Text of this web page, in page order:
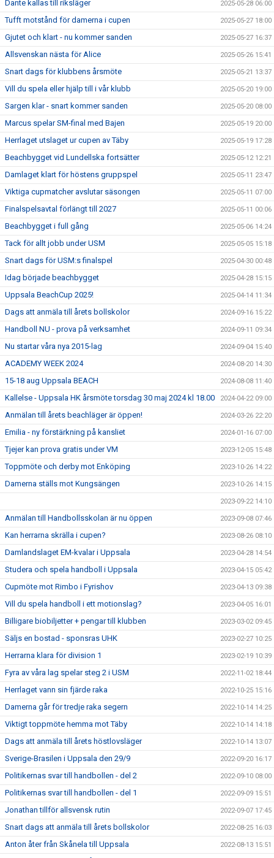
Dante kallas till riksläger 2025-05-28 06:00
Tufft motstånd för damerna i cupen 2025-05-27 18:00
Gjutet och klart - nu kommer sanden 2025-05-27 16:37
Allsvenskan nästa för Alice 2025-05-26 15:41
Snart dags för klubbens årsmöte 2025-05-21 13:37
Vill du spela eller hjälp till i vår klubb 2025-05-20 19:00
Sargen klar - snart kommer sanden 2025-05-20 08:00
Marcus spelar SM-final med Bajen 2025-05-19 20:00
Herrlaget utslaget ur cupen av Täby 2025-05-19 17:28
Beachbygget vid Lundellska fortsätter 2025-05-12 12:21
Damlaget klart för höstens gruppspel 2025-05-11 23:47
Viktiga cupmatcher avslutar säsongen 2025-05-11 07:00
Finalspelsavtal förlängt till 2027 2025-05-11 00:06
Beachbygget i full gång 2025-05-06 14:24
Tack för allt jobb under USM 2025-05-05 15:18
Snart dags för USM:s finalspel 2025-04-30 00:48
Idag började beachbygget 2025-04-28 15:15
Uppsala BeachCup 2025! 2025-04-14 11:34
Dags att anmäla till årets bollskolor 2024-09-16 15:22
Handboll NU - prova på verksamhet 2024-09-11 09:34
Nu startar våra nya 2015-lag 2024-09-04 15:40
ACADEMY WEEK 2024 2024-08-20 14:30
15-18 aug Uppsala BEACH 2024-08-08 11:40
Kallelse - Uppsala HK årsmöte torsdag 30 maj 2024 kl 18.00 2024-04-22 09:00
Anmälan till årets beachläger är öppen! 2024-03-26 22:20
Emilia - ny förstärkning på kansliet 2024-01-16 07:00
Tjejer kan prova gratis under VM 2023-12-05 15:48
Toppmöte och derby mot Enköping 2023-10-26 14:22
Damerna ställs mot Kungsängen 2023-10-26 14:15
2023-09-22 14:10
Anmälan till Handbollsskolan är nu öppen 2023-09-08 07:46
Kan herrarna skrälla i cupen? 2023-08-26 08:10
Damlandslaget EM-kvalar i Uppsala 2023-04-28 14:54
Studera och spela handboll i Uppsala 2023-04-15 05:42
Cupmöte mot Rimbo i Fyrishov 2023-04-13 09:38
Vill du spela handboll i ett motionslag? 2023-04-05 16:01
Billigare biobiljetter + pengar till klubben 2023-03-02 09:45
Säljs en bostad - sponsras UHK 2023-02-27 10:25
Herrarna klara för division 1 2023-02-19 10:39
Fyra av våra lag spelar steg 2 i USM 2022-11-02 18:44
Herrlaget vann sin fjärde raka 2022-10-25 15:16
Damerna går för tredje raka segern 2022-10-14 14:25
Viktigt toppmöte hemma mot Täby 2022-10-14 14:18
Dags att anmäla till årets höstlovsläger 2022-10-14 13:07
Sverige-Brasilen i Uppsala den 29/9 2022-09-20 16:17
Politikernas svar till handbollen - del 2 2022-09-10 08:00
Politikernas svar till handbollen - del 1 2022-09-09 15:51
Jonathan tillför allsvensk rutin 2022-09-07 17:45
Snart dags att anmäla till årets bollskolor 2022-08-25 16:03
Anton åter från Skånela till Uppsala 2022-08-13 15:51